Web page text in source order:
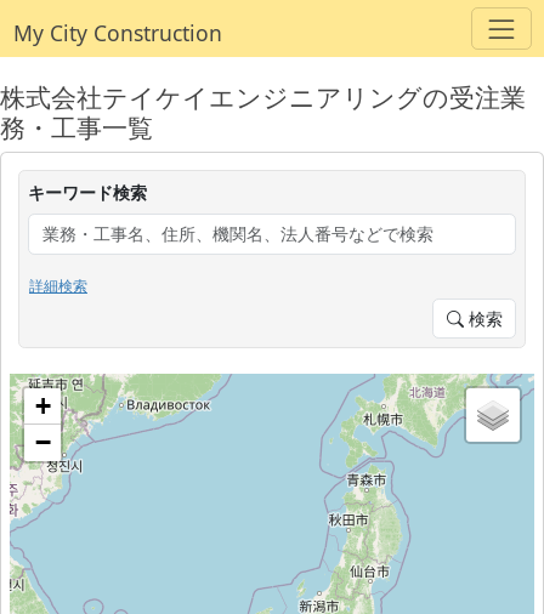
My City Construction
株式会社テイケイエンジニアリングの受注業
務・工事一覧
キーワード検索
詳細検索
検索
+
−